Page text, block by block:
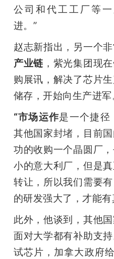
公司和代工工厂等
进。”
赵志新指出，另一个
产业链 ，紫光集团现
购展讯，解决了芯片
储存，开始向生产进军
“市场运作是一个捷径
其他国家封堵，目前
功的收购一个晶圆厂
小的意大利厂，但是
转让，所以我们需要
的研发强大了，才能
此外，他谈到，其他
面对大学都有补助支
试芯片，加拿大政府